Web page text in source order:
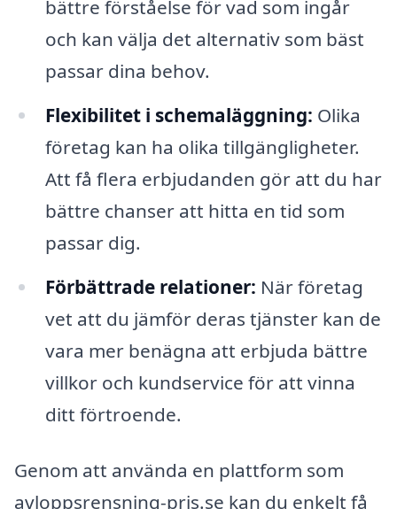
bättre förståelse för vad som ingår
och kan välja det alternativ som bäst
passar dina behov.
Flexibilitet i schemaläggning: Olika
företag kan ha olika tillgängligheter.
Att få flera erbjudanden gör att du har
bättre chanser att hitta en tid som
passar dig.
Förbättrade relationer: När företag
vet att du jämför deras tjänster kan de
vara mer benägna att erbjuda bättre
villkor och kundservice för att vinna
ditt förtroende.
Genom att använda en plattform som
avloppsrensning-pris.se kan du enkelt få